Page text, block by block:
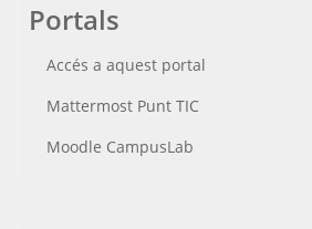
Portals
Accés a aquest portal
Mattermost Punt TIC
Moodle CampusLab